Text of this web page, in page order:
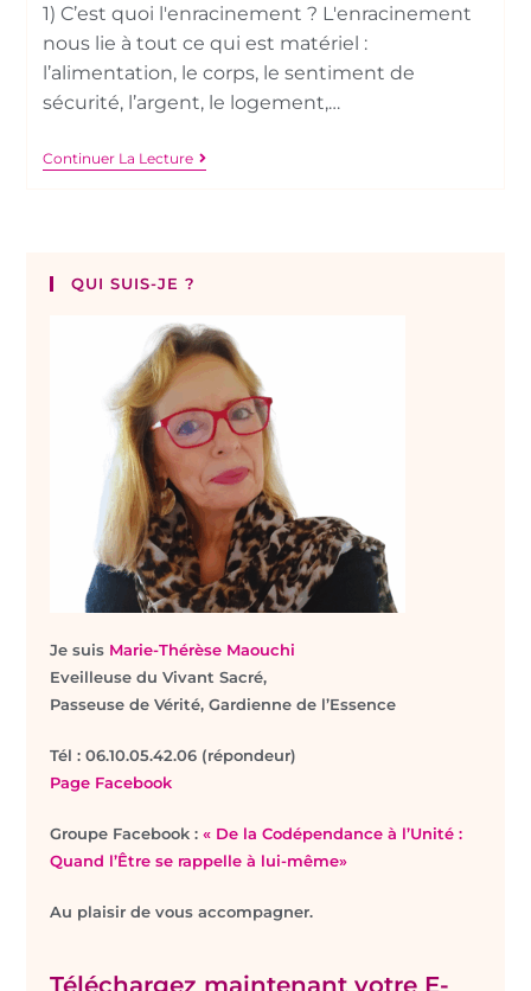
1) C’est quoi l'enracinement ? L'enracinement
nous lie à tout ce qui est matériel :
l’alimentation, le corps, le sentiment de
sécurité, l’argent, le logement,…
Continuer La Lecture
QUI SUIS-JE ?
Je suis Marie-Thérèse Maouchi
Eveilleuse du Vivant Sacré,
Passeuse de Vérité, Gardienne de l’Essence
Tél : 06.10.05.42.06 (répondeur)
Page Facebook
Groupe Facebook :« De la Codépendance à l’Unité :
Quand l’Être se rappelle à lui-même»
Au plaisir de vous accompagner.
Téléchargez maintenant votre E-